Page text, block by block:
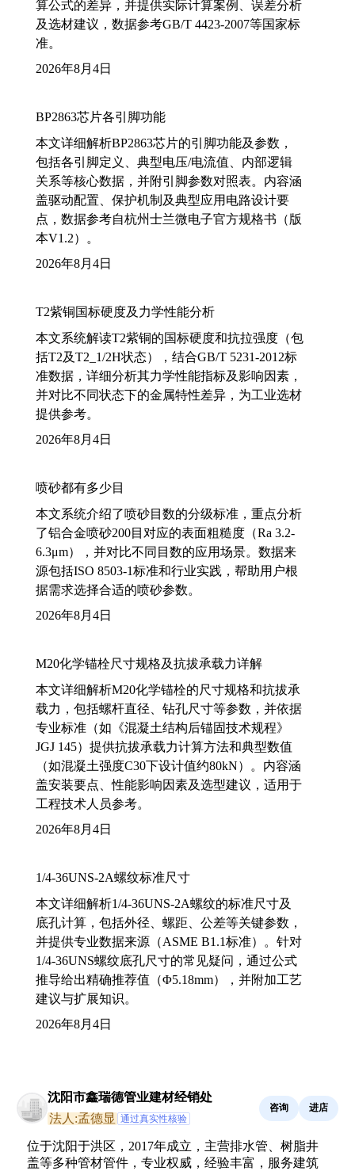
算公式的差异，并提供实际计算案例、误差分析
及选材建议，数据参考GB/T 4423-2007等国家标
准。
2026年8月4日
BP2863芯片各引脚功能
本文详细解析BP2863芯片的引脚功能及参数，
包括各引脚定义、典型电压/电流值、内部逻辑
关系等核心数据，并附引脚参数对照表。内容涵
盖驱动配置、保护机制及典型应用电路设计要
点，数据参考自杭州士兰微电子官方规格书（版
本V1.2）。
2026年8月4日
T2紫铜国标硬度及力学性能分析
本文系统解读T2紫铜的国标硬度和抗拉强度（包
括T2及T2_1/2H状态），结合GB/T 5231-2012标
准数据，详细分析其力学性能指标及影响因素，
并对比不同状态下的金属特性差异，为工业选材
提供参考。
2026年8月4日
喷砂都有多少目
本文系统介绍了喷砂目数的分级标准，重点分析
了铝合金喷砂200目对应的表面粗糙度（Ra 3.2-
6.3μm），并对比不同目数的应用场景。数据来
源包括ISO 8503-1标准和行业实践，帮助用户根
据需求选择合适的喷砂参数。
2026年8月4日
M20化学锚栓尺寸规格及抗拔承载力详解
本文详细解析M20化学锚栓的尺寸规格和抗拔承
载力，包括螺杆直径、钻孔尺寸等参数，并依据
专业标准（如《混凝土结构后锚固技术规程》
JGJ 145）提供抗拔承载力计算方法和典型数值
（如混凝土强度C30下设计值约80kN）。内容涵
盖安装要点、性能影响因素及选型建议，适用于
工程技术人员参考。
2026年8月4日
1/4-36UNS-2A螺纹标准尺寸
本文详细解析1/4-36UNS-2A螺纹的标准尺寸及
底孔计算，包括外径、螺距、公差等关键参数，
并提供专业数据来源（ASME B1.1标准）。针对
1/4-36UNS螺纹底孔尺寸的常见疑问，通过公式
推导给出精确推荐值（Φ5.18mm），并附加工艺
建议与扩展知识。
2026年8月4日
沈阳市鑫瑞德管业建材经销处
法人:孟德显 通过真实性核验
咨询 进店
位于沈阳于洪区，2017年成立，主营排水管、树脂井
盖等多种管材管件，专业权威，经验丰富，服务建筑